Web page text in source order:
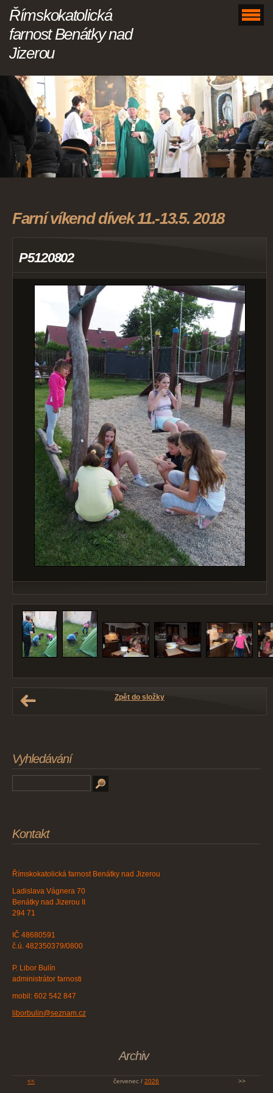
Římskokatolická
farnost Benátky nad
Jizerou
Farní víkend dívek 11.-13.5. 2018
P5120802
Zpět do složky
Vyhledávání
Kontakt
Římskokatolická farnost Benátky nad Jizerou
Ladislava Vágnera 70
Benátky nad Jizerou II
294 71
IČ 48680591
č.ú. 482350379/0800
P. Libor Bulín
administrátor farnosti
mobil: 602 542 847
liborbulin@seznam.cz
Archiv
<< červenec / 2026 >>